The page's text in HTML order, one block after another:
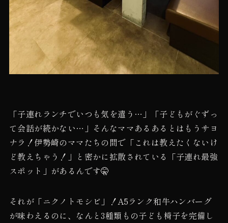
「子連れランチでいつも気を遣う…」「子どもがぐずっ
て会話が続かない…」そんなママあるあるとはもうサヨ
ナラ！伊勢崎のママたちの間で「これは教えたくないけ
ど教えちゃう！」と密かに拡散されている「子連れ最強
スポット」があるんです🤫
それが「ニクノトモシビ」！A5ランク和牛ハンバーグ
が味わえるのに、なんと3種類もの子ども椅子を完備し